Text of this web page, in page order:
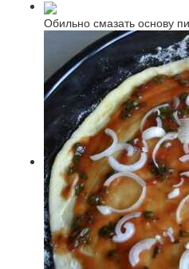
Обильно смазать основу